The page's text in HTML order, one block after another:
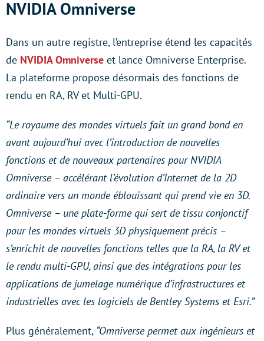
NVIDIA Omniverse
Dans un autre registre, l’entreprise étend les capacités
de NVIDIA Omniverse et lance Omniverse Enterprise.
La plateforme propose désormais des fonctions de
rendu en RA, RV et Multi-GPU.
“Le royaume des mondes virtuels fait un grand bond en
avant aujourd’hui avec l’introduction de nouvelles
fonctions et de nouveaux partenaires pour NVIDIA
Omniverse – accélérant l’évolution d’Internet de la 2D
ordinaire vers un monde éblouissant qui prend vie en 3D.
Omniverse – une plate-forme qui sert de tissu conjonctif
pour les mondes virtuels 3D physiquement précis –
s’enrichit de nouvelles fonctions telles que la RA, la RV et
le rendu multi-GPU, ainsi que des intégrations pour les
applications de jumelage numérique d’infrastructures et
industrielles avec les logiciels de Bentley Systems et Esri.”
Plus généralement, “Omniverse permet aux ingénieurs et